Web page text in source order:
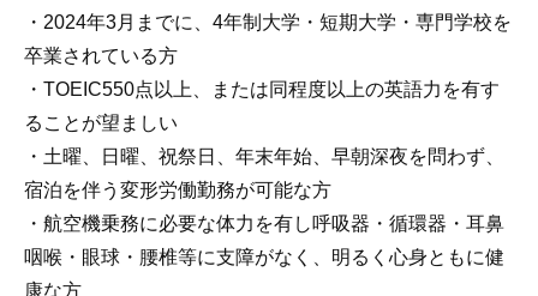
・2024年3月までに、4年制大学・短期大学・専門学校を
卒業されている方
・TOEIC550点以上、または同程度以上の英語力を有す
ることが望ましい
・土曜、日曜、祝祭日、年末年始、早朝深夜を問わず、
宿泊を伴う変形労働勤務が可能な方
・航空機乗務に必要な体力を有し呼吸器・循環器・耳鼻
咽喉・眼球・腰椎等に支障がなく、明るく心身ともに健
康な方